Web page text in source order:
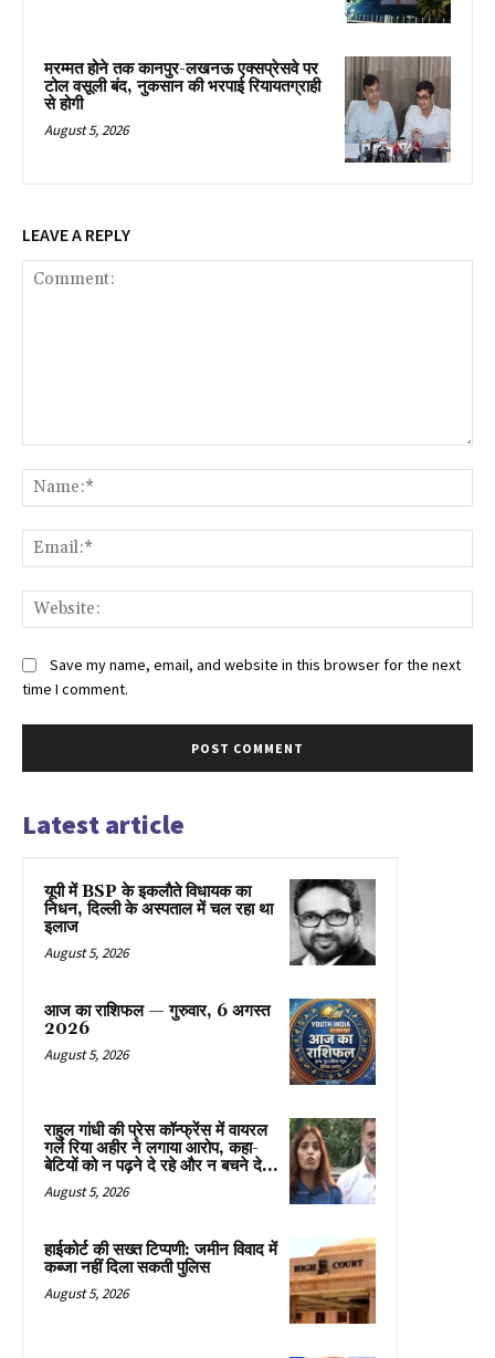
मरम्मत होने तक कानपुर-लखनऊ एक्सप्रेसवे पर
टोल वसूली बंद, नुकसान की भरपाई रियायतग्राही
से होगी
August 5, 2026
LEAVE A REPLY
Save my name, email, and website in this browser for the next
time I comment.
Latest article
यूपी में BSP के इकलाैते विधायक का
निधन, दिल्ली के अस्पताल में चल रहा था
इलाज
August 5, 2026
आज का राशिफल — गुरुवार, 6 अगस्त
2026
August 5, 2026
राहुल गांधी की प्रेस कॉन्फ्रेंस में वायरल
गर्ल रिया अहीर ने लगाया आरोप, कहा-
बेटियों को न पढ़ने दे रहे और न बचने दे...
August 5, 2026
हाईकोर्ट की सख्त टिप्पणी: जमीन विवाद में
कब्जा नहीं दिला सकती पुलिस
August 5, 2026